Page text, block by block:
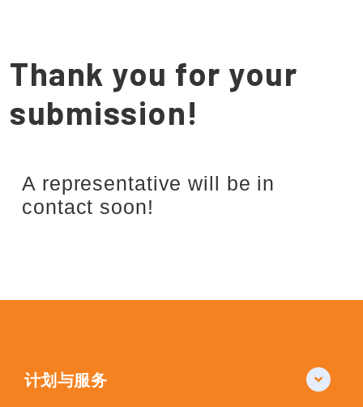
Thank you for your
submission!
A representative will be in
contact soon!
计划与服务